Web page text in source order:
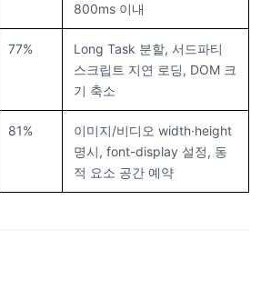
800ms 이내
77%
Long Task 분할, 서드파티
스크립트 지연 로딩, DOM 크
기 축소
81%
이미지/비디오 width·height
명시, font-display 설정, 동
적 요소 공간 예약